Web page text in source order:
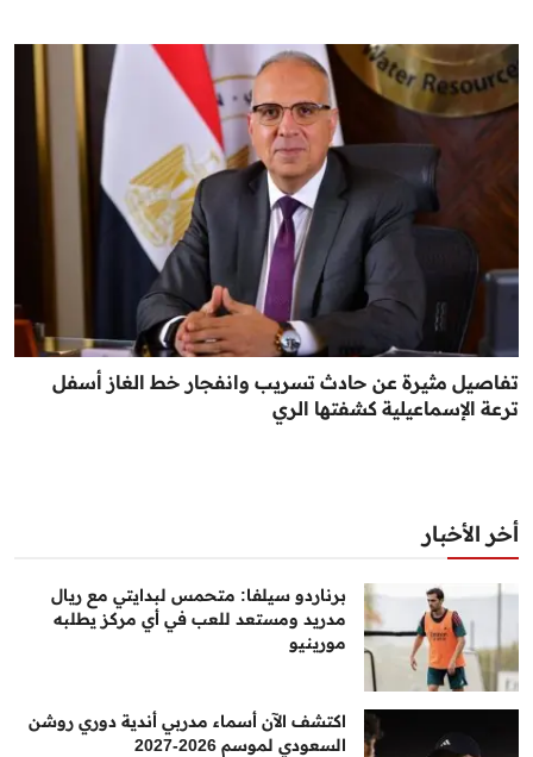
تفاصيل مثيرة عن حادث تسريب وانفجار خط الغاز أسفل
ترعة الإسماعيلية كشفتها الري
أخر الأخبار
برناردو سيلفا: متحمس لبدايتي مع ريال
مدريد ومستعد للعب في أي مركز يطلبه
مورينيو
اكتشف الآن أسماء مدربي أندية دوري روشن
السعودي لموسم 2026-2027